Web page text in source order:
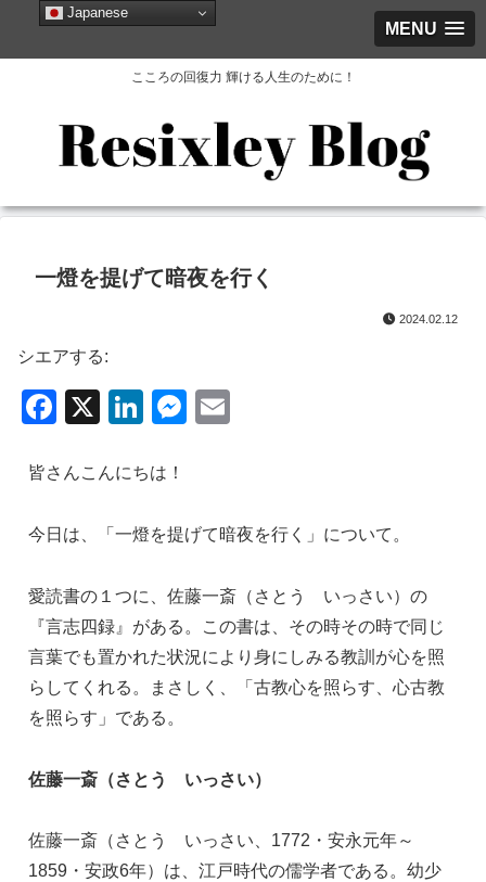
MENU
こころの回復力 輝ける人生のために！
一燈を提げて暗夜を行く
2024.02.12
シエアする:
F
c
b
o
o
k
X
Li
k
dI
n
M
n
g
er
皆さんこんにちは！
今日は、「一燈を提げて暗夜を行く」について。
愛読書の１つに、佐藤一斎（さとう いっさい）の
『言志四録』がある。この書は、その時その時で同じ
言葉でも置かれた状況により身にしみる教訓が心を照
らしてくれる。まさしく、「古教心を照らす、心古教
を照らす」である。
佐藤一斎（さとう いっさい）
佐藤一斎（さとう いっさい、1772・安永元年～
1859・安政6年）は、江戸時代の儒学者である。幼少
Japanese